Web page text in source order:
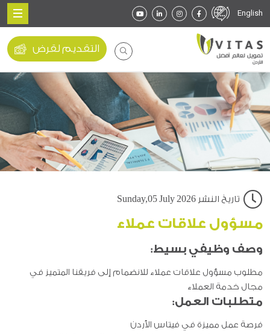
English
التقديم لقرض
تاريخ النشر Sunday,05 July 2026
مسؤول علاقات عملاء
وصف وظيفي بسيط:
مطلوب مسؤول علاقات عملاء للانضمام إلى فريقنا المتميز في
مجال خدمة العملاء
متطلبات العمل:
فرصة عمل مميزة في فيتاس الأردن